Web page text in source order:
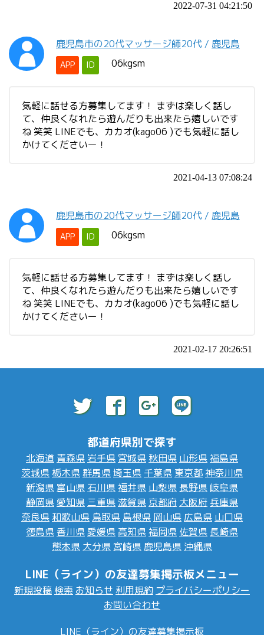
2022-07-31 04:21:50
鹿児島市の20代マッサージ師20代 / 鹿児島
APP ID 06kgsm
気軽に話せる方募集してます！ まずは楽しく話し
て、仲良くなれたら遊んだりも出来たら嬉しいです
ね 笑笑 LINEでも、カカオ(kago06 )でも気軽に話し
かけてくださいー！
2021-04-13 07:08:24
鹿児島市の20代マッサージ師20代 / 鹿児島
APP ID 06kgsm
気軽に話せる方募集してます！ まずは楽しく話し
て、仲良くなれたら遊んだりも出来たら嬉しいです
ね 笑笑 LINEでも、カカオ(kago06 )でも気軽に話し
かけてくださいー！
2021-02-17 20:26:51
都道府県別で探す
北海道 青森県 岩手県 宮城県 秋田県 山形県福島県
茨城県 栃木県群馬県埼玉県 千葉県 東京都神奈川県
新潟県 富山県 石川県福井県 山梨県 長野県 岐阜県
静岡県愛知県 三重県滋賀県 京都府 大阪府 兵庫県
奈良県 和歌山県 鳥取県 島根県 岡山県 広島県 山口県
徳島県 香川県愛媛県 高知県福岡県 佐賀県 長崎県
熊本県 大分県 宮崎県 鹿児島県 沖縄県
LINE（ライン）の友達募集掲示板メニュー
新規投稿 検索 お知らせ 利用規約 プライバシーポリシー
お問い合わせ
LINE（ライン）の友達募集掲示板